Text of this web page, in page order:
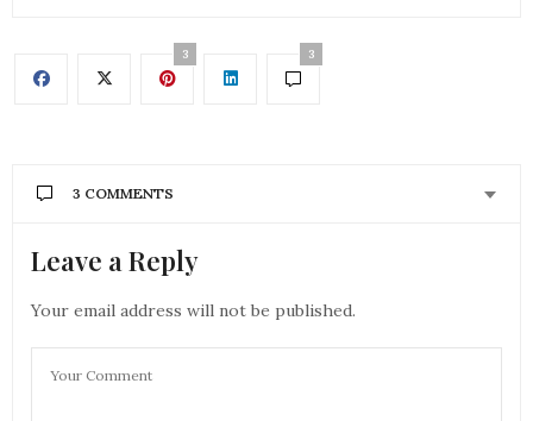
3 3
3 COMMENTS
AURÉLIE - MOUNETTE
18 MARS 2019 À 10 H 50 MIN
ah oui, didonc, on peut pas faire mieux! On peut la
mettre le matin avant sa crème de jour?
Bisous
Aurélie
Leave a Reply
Your email address will not be published.